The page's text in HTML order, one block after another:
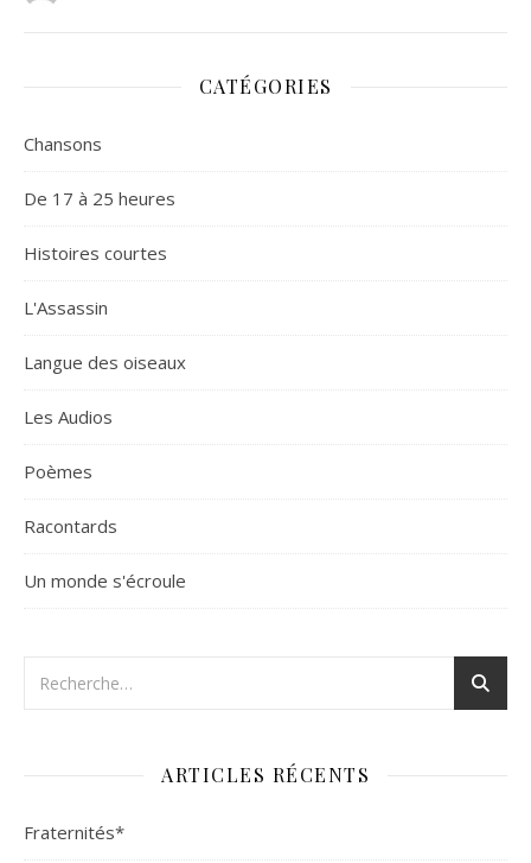
CATÉGORIES
Chansons
De 17 à 25 heures
Histoires courtes
L'Assassin
Langue des oiseaux
Les Audios
Poèmes
Racontards
Un monde s'écroule
ARTICLES RÉCENTS
Fraternités*